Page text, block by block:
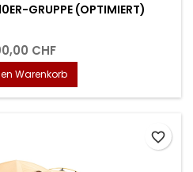
GRUPPE (OPTIMIERT)
CHF
Warenkorb
favorite_border